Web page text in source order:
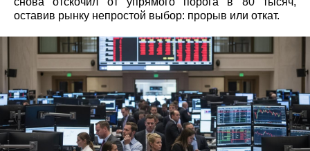
оставив рынку непростой выбор: прорыв или откат.